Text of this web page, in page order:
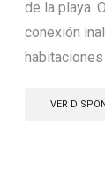
de la playa.
conexión
habitaciones
VER